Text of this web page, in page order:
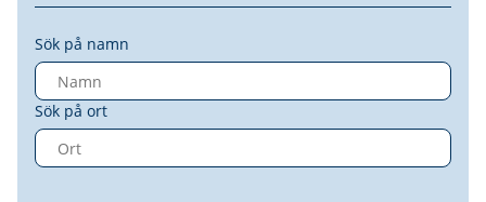
Sök på namn
Sök på ort